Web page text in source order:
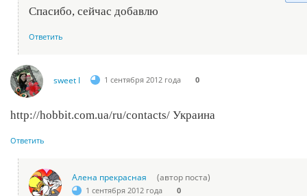
Спасибо, сейчас добавлю
Ответить
sweet I 1 сентября 2012 года 0
http://hobbit.com.ua/ru/contacts/ Украина
Ответить
Алена прекрасная (автор поста)
1 сентября 2012 года 0